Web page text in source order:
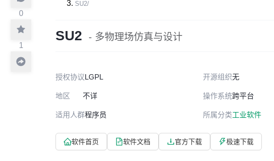
0
1
SU2/
SU2 - 多物理场仿真与设计
授权协议LGPL 开源组织无
地区 不详 操作系统跨平台
适用人群程序员 所属分类工业软件
软件首页 软件文档 官方下载 极速下载